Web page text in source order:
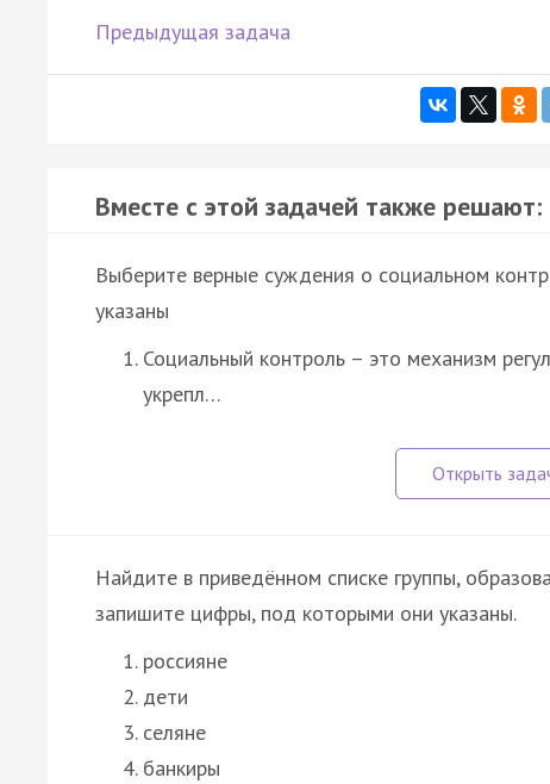
Предыдущая задача
Вместе с этой задачей также решают:
Выберите верные суждения о социальном
указаны
Социальный контроль – это механизм
укрепл…
Найдите в приведённом списке группы,
запишите цифры, под которыми они указаны.
россияне
дети
селяне
банкиры